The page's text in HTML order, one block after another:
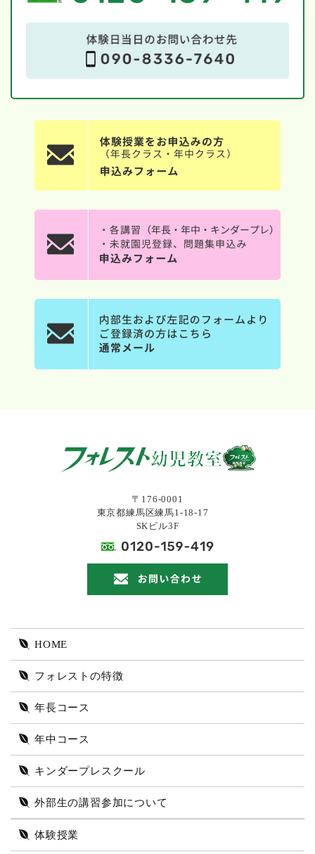
〒176-0001
東京都練馬区練馬1-18-17
SKビル3F
HOME
フォレストの特徴
年長コース
年中コース
キンダープレスクール
外部生の講習参加について
体験授業